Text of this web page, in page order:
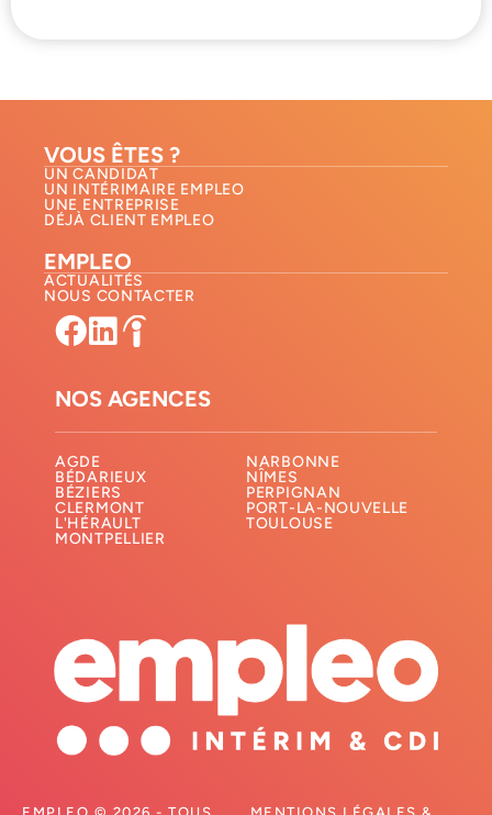
VOUS ÊTES ?
UN CANDIDAT
UN INTÉRIMAIRE EMPLEO
UNE ENTREPRISE
DÉJÀ CLIENT EMPLEO
EMPLEO
ACTUALITÉS
NOUS CONTACTER​
NOS AGENCES
AGDE
BÉDARIEUX
BÉZIERS
CLERMONT
L'HÉRAULT
MONTPELLIER
NARBONNE
NÎMES
PERPIGNAN
PORT-LA-NOUVELLE
TOULOUSE